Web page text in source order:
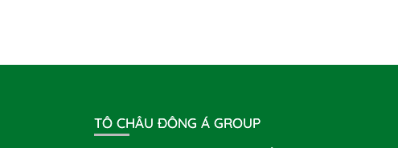
TÔ CHÂU ĐÔNG Á GROUP